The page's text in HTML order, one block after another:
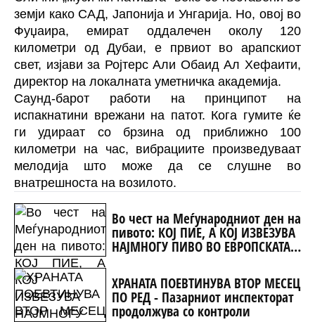
земји како САД, Јапонија и Унгарија. Но, овој во
Фуџаира, емират оддалечен околу 120
километри од Дубаи, е првиот во арапскиот
свет, изјави за Ројтерс Али Обаид Ал Хефаити,
директор на локалната уметничка академија.
Саунд-барот работи на принципот на
испакнатини врежани на патот. Кога гумите ќе
ги удираат со брзина од приближно 100
километри на час, вибрациите произведуваат
мелодија што може да се слушне во
внатрешноста на возилото.
Во чест на Меѓународниот ден на
пивото: КОЈ ПИЕ, А КОЈ ИЗВЕЗУВА
НАЈМНОГУ ПИВО ВО ЕВРОПСКАТА
ХРАНАТА ПОЕВТИНУВА ВТОР МЕСЕЦ
ПО РЕД - Пазарниот инспекторат
продолжува со контроли